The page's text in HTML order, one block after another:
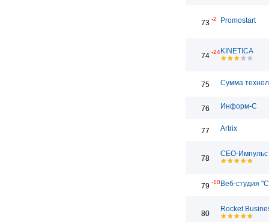
73 -2 Promostart
74 -24KINETICA
75 Сумма
76 Информ-С
77 Artrix
78
СЕО-Импульс
79 -10Веб-студия
80
Rocket